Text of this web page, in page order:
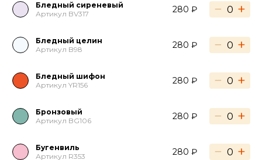
Бледный сиреневый
Артикул BV317
280 ₽ − +
Бледный целин
Артикул B98
280 ₽ − +
Бледный шифон
Артикул YR156
280 ₽ − +
Бронзовый
Артикул BG106
280 ₽ − +
Бугенвиль
Артикул R353
280 ₽ − +